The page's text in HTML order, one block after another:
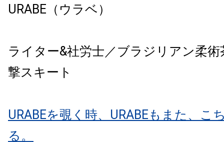
URABE（ウラベ）
ライター&社労士／ブラジリアン柔
撃スキート
URABEを覗く時、URABEもまた、こ
る。